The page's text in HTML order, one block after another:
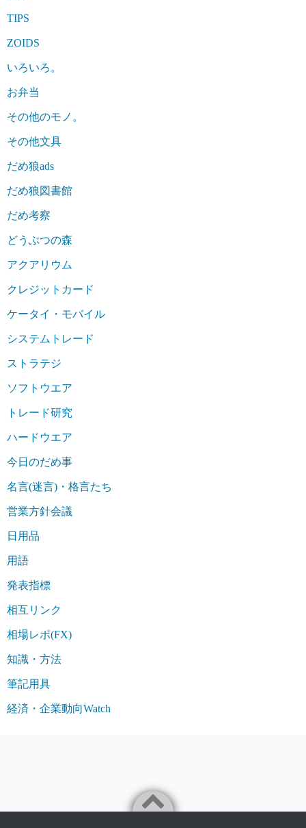
TIPS
ZOIDS
いろいろ。
お弁当
その他のモノ。
その他文具
だめ狼ads
だめ狼図書館
だめ考察
どうぶつの森
アクアリウム
クレジットカード
ケータイ・モバイル
システムトレード
ストラテジ
ソフトウエア
トレード研究
ハードウエア
今日のだめ事
名言(迷言)・格言たち
営業方針会議
日用品
用語
発表指標
相互リンク
相場レポ(FX)
知識・方法
筆記用具
経済・企業動向Watch